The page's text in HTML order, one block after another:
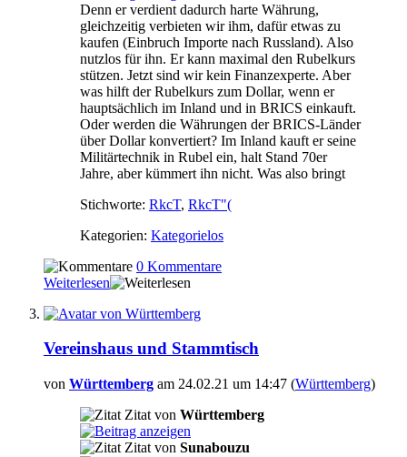
Denn er verdient dadurch harte Währung,
gleichzeitig verbieten wir ihm, dafür etwas zu
kaufen (Einbruch Importe nach Russland). Also
nutzlos für ihn. Er kann maximal den Rubelkurs
stützen. Jetzt sind wir kein Finanzexperte. Aber
was hilft der Rubelkurs zum Dollar, wenn er
hauptsächlich im Inland und in BRICS einkauft.
Oder werden die Währungen der BRICS-Länder
über Dollar konvertiert? Im Inland kauft er seine
Militärtechnik in Rubel ein, halt Stand 70er
Jahre, aber kümmert ihn nicht. Was also bringt
Stichworte: RkcT, RkcT"(
Kategorien: Kategorielos
0 Kommentare
Weiterlesen
Vereinshaus und Stammtisch
von Württemberg am 24.02.21 um 14:47 (Württemberg)
Zitat von Württemberg
Zitat von Sunabouzu